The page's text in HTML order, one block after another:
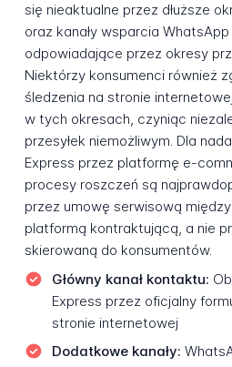
się nieaktualne przez dłuższe
oraz kanały wsparcia
odpowiadające przez okresy
Niektórzy konsumenci również
śledzenia na stronie
w tych okresach, czyniąc
przesyłek niemożliwym. Dla
Express przez platformę e-
procesy roszczeń są
przez umowę serwisową między
platformą kontraktującą, a nie
skierowaną do konsumentów.
Główny kanał kontaktu:
Express przez oficjalny
stronie internetowej
Dodatkowe kanały: